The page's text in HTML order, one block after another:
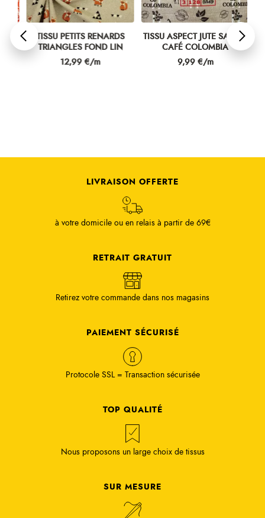
TISSU PETITS RENARDS
TRIANGLES FOND LIN
Prix
12,99 €/m
TISSU ASPECT JUTE SAC DE
CAFÉ COLOMBIA
Prix
9,99 €/m
LIVRAISON OFFERTE
à votre domicile ou en relais à partir de 69€
RETRAIT GRATUIT
Retirez votre commande dans nos magasins
PAIEMENT SÉCURISÉ
Protocole SSL = Transaction sécurisée
TOP QUALITÉ
Nous proposons un large choix de tissus
SUR MESURE